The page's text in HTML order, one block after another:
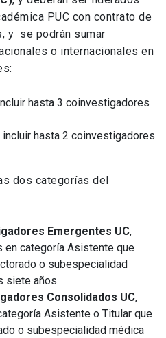
PUC con contrato de
y se podrán sumar
o internacionales en
hasta 3 coinvestigadores
hasta 2 coinvestigadores
dos categorías del
Emergentes UC,
en categoría Asistente que
o subespecialidad
siete años.
Consolidados UC,
Asistente o Titular que
o subespecialidad médica